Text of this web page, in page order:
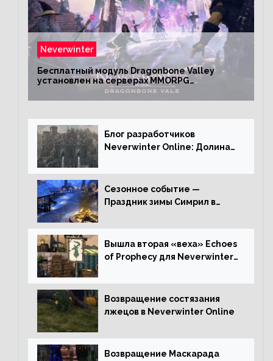
Neverwinter
Бесплатный модуль Dragonbone Valley
установлен на серверах MMORPG
Блог разработчиков
Neverwinter Online: Долина
Сезонное событие —
Праздник зимы Симрил в
Вышла вторая «веха» Echoes
of Prophecy для Neverwinter
Возвращение состязания
лжецов в Neverwinter Online
Возвращение Маскарада